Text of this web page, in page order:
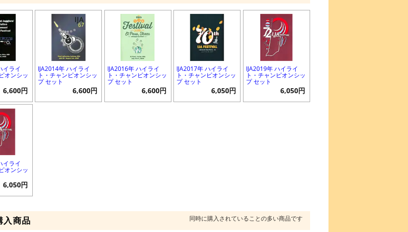
イライ
オンシッ
6,600円
IJA2014年 ハイライ
ト・チャンピオンシッ
プ セット
6,600円
IJA2016年 ハイライ
ト・チャンピオンシッ
プ セット
6,600円
IJA2017年 ハイライ
ト・チャンピオンシッ
プ セット
6,050円
IJA2019年 ハイライ
ト・チャンピオンシッ
プ セット
6,050円
イライ
オンシッ
6,050円
入商品 同時に購入されていることの多い商品です